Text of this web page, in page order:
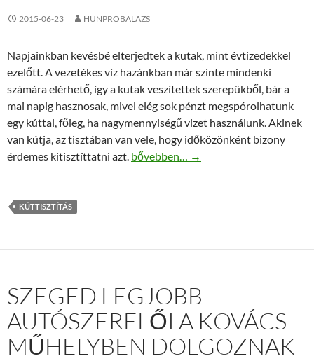
2015-06-23 HUNPROBALAZS
Napjainkban kevésbé elterjedtek a kutak, mint évtizedekkel
ezelőtt. A vezetékes víz hazánkban már szinte mindenki
számára elérhető, így a kutak veszítettek szerepükből, bár a
mai napig hasznosak, mivel elég sok pénzt megspórolhatunk
egy kúttal, főleg, ha nagymennyiségű vizet használunk. Akinek
van kútja, az tisztában van vele, hogy időközönként bizony
érdemes kitisztíttatni azt. A kuttisztitovallalat.hu oldal
bővebben… →
KÚTTISZTÍTÁS
SZEGED LEGJOBB
AUTÓSZERELŐI A KOVÁCS
MŰHELYBEN DOLGOZNAK